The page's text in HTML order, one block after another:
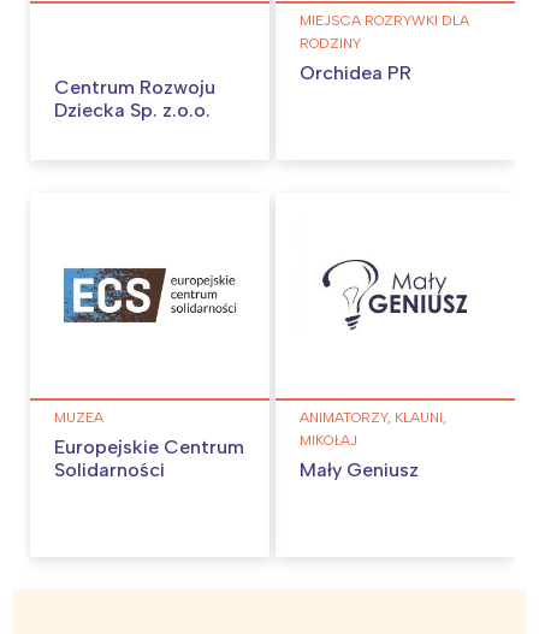
Centrum Rozwoju
Dziecka Sp. z.o.o.
MIEJSCA ROZRYWKI DLA
RODZINY
Orchidea PR
MUZEA
Europejskie Centrum
Solidarności
ANIMATORZY, KLAUNI,
MIKOŁAJ
Mały Geniusz